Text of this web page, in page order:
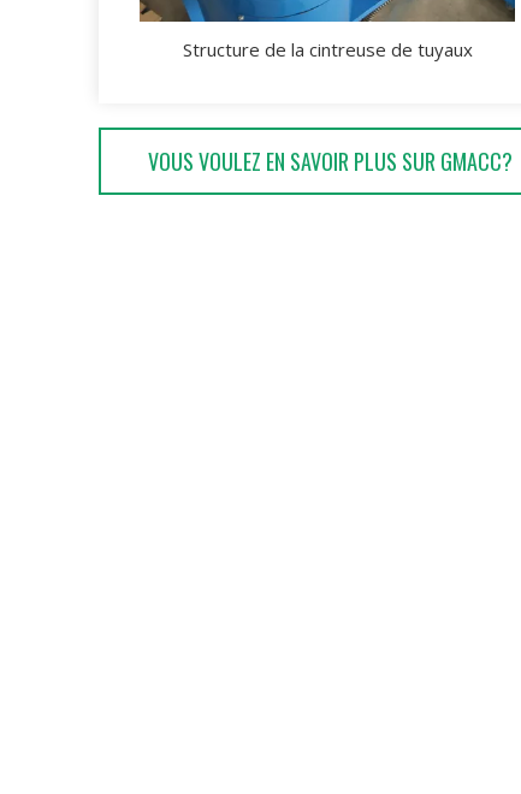
Structure de la cintreuse de tuyaux
VOUS VOULEZ EN SAVOIR PLUS SUR GMACC?